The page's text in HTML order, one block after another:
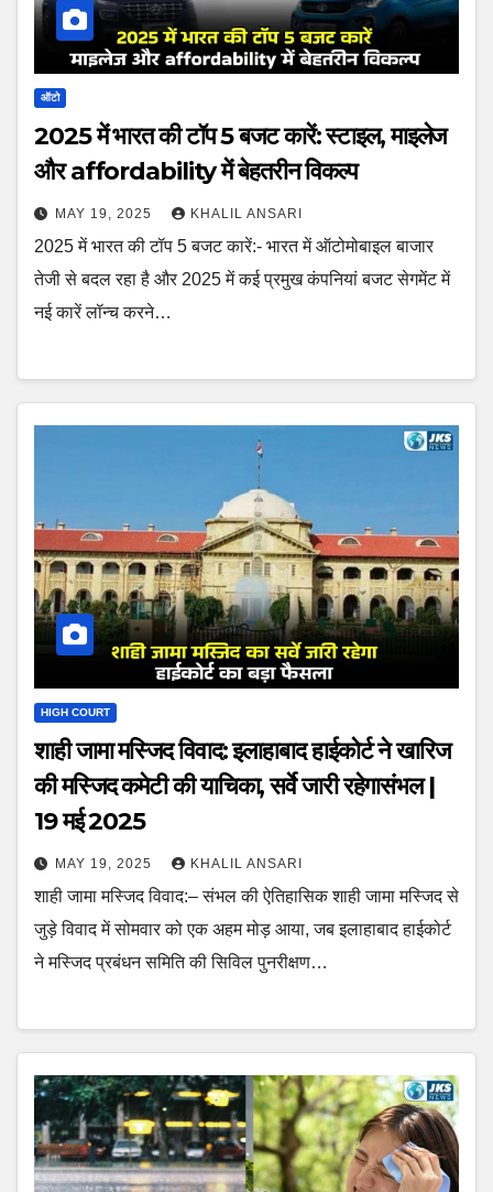
ऑटो
2025 में भारत की टॉप 5 बजट कारें: स्टाइल, माइलेज
और affordability में बेहतरीन विकल्प
MAY 19, 2025 KHALIL ANSARI
2025 में भारत की टॉप 5 बजट कारें:- भारत में ऑटोमोबाइल बाजार
तेजी से बदल रहा है और 2025 में कई प्रमुख कंपनियां बजट सेगमेंट में
नई कारें लॉन्च करने…
HIGH COURT
शाही जामा मस्जिद विवाद: इलाहाबाद हाईकोर्ट ने खारिज
की मस्जिद कमेटी की याचिका, सर्वे जारी रहेगासंभल |
19 मई 2025
MAY 19, 2025 KHALIL ANSARI
शाही जामा मस्जिद विवाद:– संभल की ऐतिहासिक शाही जामा मस्जिद से
जुड़े विवाद में सोमवार को एक अहम मोड़ आया, जब इलाहाबाद हाईकोर्ट
ने मस्जिद प्रबंधन समिति की सिविल पुनरीक्षण…